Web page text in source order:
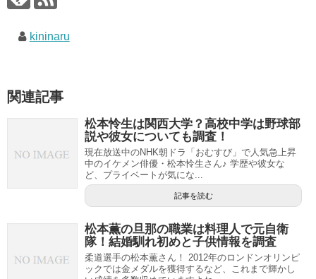
kininaru
関連記事
松本怜生は関西大学？高校中学は野球部
説や彼女についても調査！
現在放送中のNHK朝ドラ「おむすび」で人気急上昇
中のイケメン俳優・松本怜生さん♪ 学歴や彼女な
ど、プライベートが気にな...
記事を読む
松本薫の旦那の職業は料理人で元自衛
隊！結婚馴れ初めと子供情報を調査
柔道選手の松本薫さん！ 2012年のロンドンオリンピ
ックでは金メダルを獲得するなど、これまで輝かし